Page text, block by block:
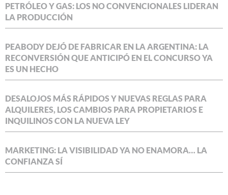
PETRÓLEO Y GAS: LOS NO CONVENCIONALES LIDERAN
LA PRODUCCIÓN
PEABODY DEJÓ DE FABRICAR EN LA ARGENTINA: LA
RECONVERSIÓN QUE ANTICIPÓ EN EL CONCURSO YA
ES UN HECHO
DESALOJOS MÁS RÁPIDOS Y NUEVAS REGLAS PARA
ALQUILERES, LOS CAMBIOS PARA PROPIETARIOS E
INQUILINOS CON LA NUEVA LEY
MARKETING: LA VISIBILIDAD YA NO ENAMORA… LA
CONFIANZA SÍ